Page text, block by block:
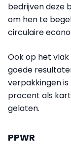
bedrijven deze
om hen te
circulaire
Ook op het
goede
verpakkingen
procent als
gelaten.
PPWR